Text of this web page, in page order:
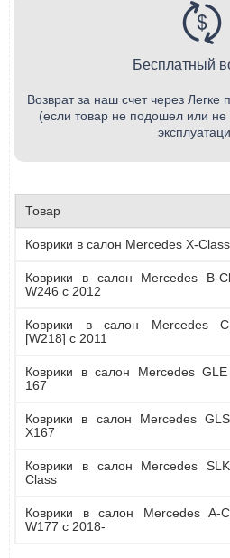
Бесплатный
Возврат за наш счет через
(если товар не подошел или
Товар
Коврики в салон Mercedes X-
Коврики в салон Mercedes B-
W246 с 2012
Коврики в салон Mercedes
[W218] с 2011
Коврики в салон Mercedes GLE
167
Коврики в салон Mercedes GLS
X167
Коврики в салон Mercedes SLK
Class
Коврики в салон Mercedes A-
W177 с 2018-